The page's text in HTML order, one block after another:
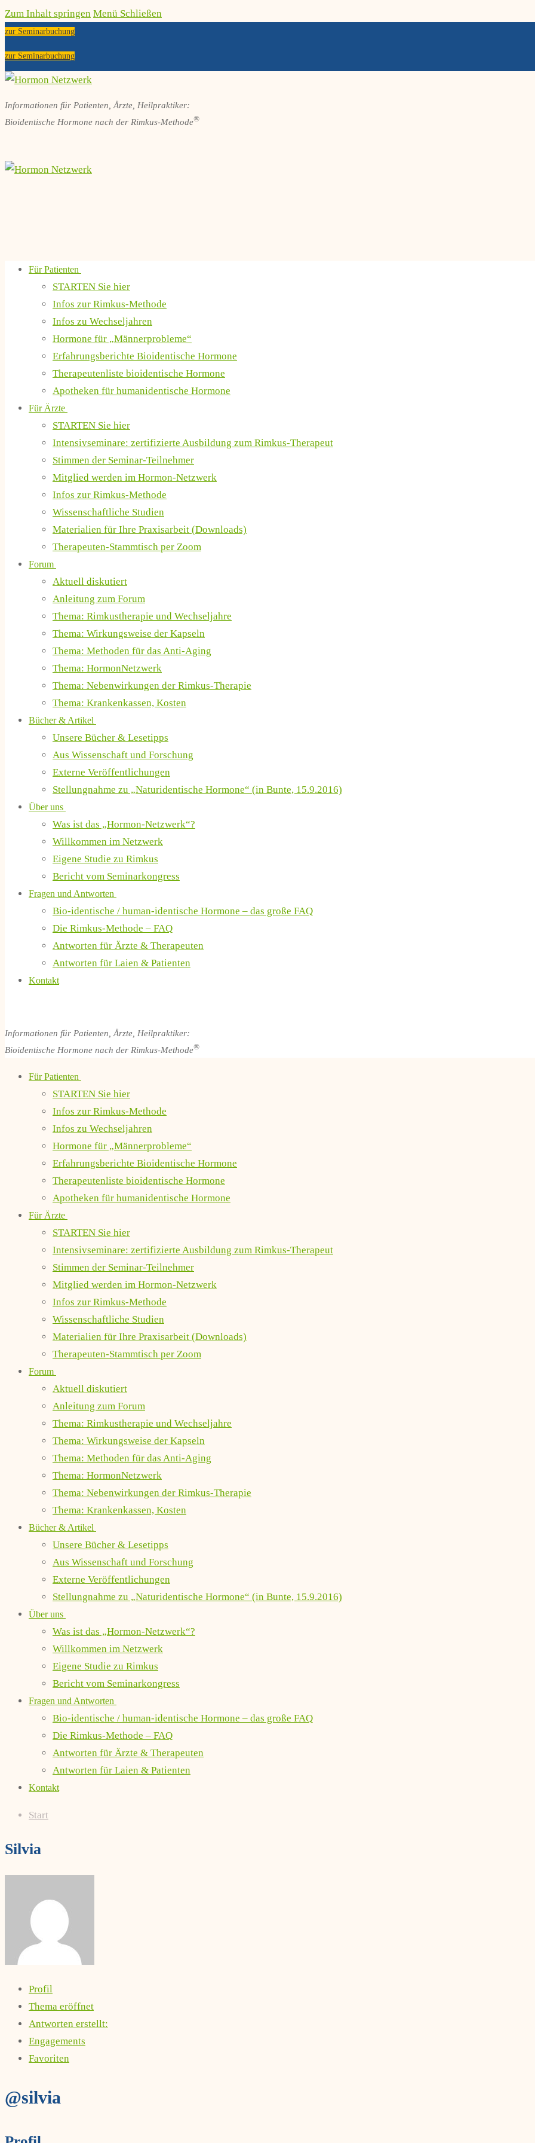
Zum Inhalt springen Menü Schließen
zur Seminarbuchung
zur Seminarbuchung
Informationen für Patienten, Ärzte, Heilpraktiker:
Bioidentische Hormone nach der Rimkus-Methode®
Für Patienten
STARTEN Sie hier
Infos zur Rimkus-Methode
Infos zu Wechseljahren
Hormone für „Männerprobleme“
Erfahrungsberichte Bioidentische Hormone
Therapeutenliste bioidentische Hormone
Apotheken für humanidentische Hormone
Für Ärzte
STARTEN Sie hier
Intensivseminare: zertifizierte Ausbildung zum Rimkus-Therapeut
Stimmen der Seminar-Teilnehmer
Mitglied werden im Hormon-Netzwerk
Infos zur Rimkus-Methode
Wissenschaftliche Studien
Materialien für Ihre Praxisarbeit (Downloads)
Therapeuten-Stammtisch per Zoom
Forum
Aktuell diskutiert
Anleitung zum Forum
Thema: Rimkustherapie und Wechseljahre
Thema: Wirkungsweise der Kapseln
Thema: Methoden für das Anti-Aging
Thema: HormonNetzwerk
Thema: Nebenwirkungen der Rimkus-Therapie
Thema: Krankenkassen, Kosten
Bücher & Artikel
Unsere Bücher & Lesetipps
Aus Wissenschaft und Forschung
Externe Veröffentlichungen
Stellungnahme zu „Naturidentische Hormone“ (in Bunte, 15.9.2016)
Über uns
Was ist das „Hormon-Netzwerk“?
Willkommen im Netzwerk
Eigene Studie zu Rimkus
Bericht vom Seminarkongress
Fragen und Antworten
Bio-identische / human-identische Hormone – das große FAQ
Die Rimkus-Methode – FAQ
Antworten für Ärzte & Therapeuten
Antworten für Laien & Patienten
Kontakt
Informationen für Patienten, Ärzte, Heilpraktiker:
Bioidentische Hormone nach der Rimkus-Methode®
Für Patienten
STARTEN Sie hier
Infos zur Rimkus-Methode
Infos zu Wechseljahren
Hormone für „Männerprobleme“
Erfahrungsberichte Bioidentische Hormone
Therapeutenliste bioidentische Hormone
Apotheken für humanidentische Hormone
Für Ärzte
STARTEN Sie hier
Intensivseminare: zertifizierte Ausbildung zum Rimkus-Therapeut
Stimmen der Seminar-Teilnehmer
Mitglied werden im Hormon-Netzwerk
Infos zur Rimkus-Methode
Wissenschaftliche Studien
Materialien für Ihre Praxisarbeit (Downloads)
Therapeuten-Stammtisch per Zoom
Forum
Aktuell diskutiert
Anleitung zum Forum
Thema: Rimkustherapie und Wechseljahre
Thema: Wirkungsweise der Kapseln
Thema: Methoden für das Anti-Aging
Thema: HormonNetzwerk
Thema: Nebenwirkungen der Rimkus-Therapie
Thema: Krankenkassen, Kosten
Bücher & Artikel
Unsere Bücher & Lesetipps
Aus Wissenschaft und Forschung
Externe Veröffentlichungen
Stellungnahme zu „Naturidentische Hormone“ (in Bunte, 15.9.2016)
Über uns
Was ist das „Hormon-Netzwerk“?
Willkommen im Netzwerk
Eigene Studie zu Rimkus
Bericht vom Seminarkongress
Fragen und Antworten
Bio-identische / human-identische Hormone – das große FAQ
Die Rimkus-Methode – FAQ
Antworten für Ärzte & Therapeuten
Antworten für Laien & Patienten
Kontakt
Start
Silvia
Profil
Thema eröffnet
Antworten erstellt:
Engagements
Favoriten
@silvia